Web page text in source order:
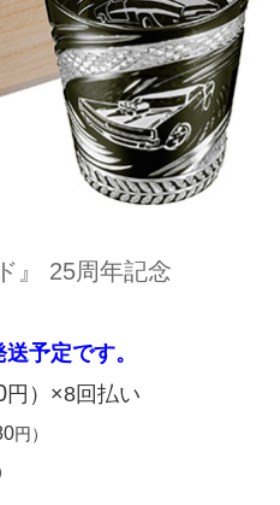
』 25周年記念
予定です。
円）×8回払い
円）